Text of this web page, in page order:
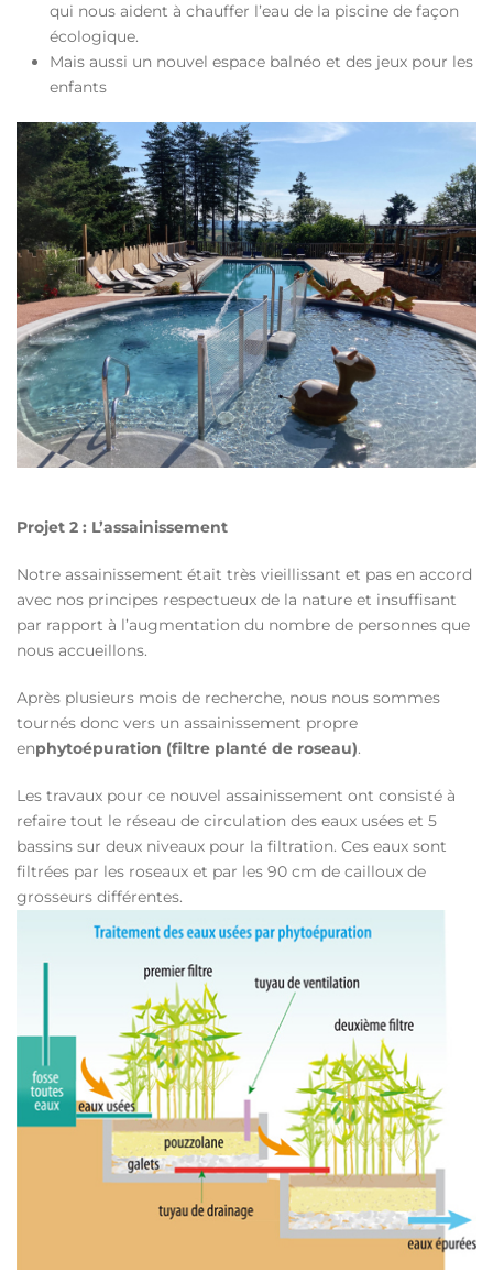
qui nous aident à chauffer l’eau de la piscine de façon
écologique.
Mais aussi un nouvel espace balnéo et des jeux pour les
enfants
Projet 2 : L’assainissement
Notre assainissement était très vieillissant et pas en accord
avec nos principes respectueux de la nature et insuffisant
par rapport à l’augmentation du nombre de personnes que
nous accueillons.
Après plusieurs mois de recherche, nous nous sommes
tournés donc vers un assainissement propre
enphytoépuration (filtre planté de roseau).
Les travaux pour ce nouvel assainissement ont consisté à
refaire tout le réseau de circulation des eaux usées et 5
bassins sur deux niveaux pour la filtration. Ces eaux sont
filtrées par les roseaux et par les 90 cm de cailloux de
grosseurs différentes.